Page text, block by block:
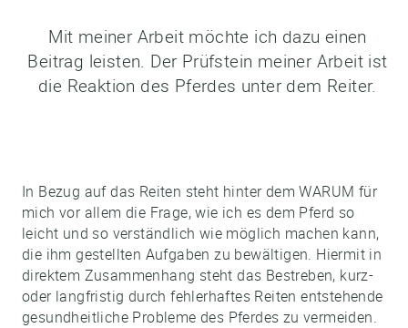
Mit meiner Arbeit möchte ich dazu einen
Beitrag leisten. Der Prüfstein meiner Arbeit ist
die Reaktion des Pferdes unter dem Reiter.
In Bezug auf das Reiten steht hinter dem WARUM für
mich vor allem die Frage, wie ich es dem Pferd so
leicht und so verständlich wie möglich machen kann,
die ihm gestellten Aufgaben zu bewältigen. Hiermit in
direktem Zusammenhang steht das Bestreben, kurz-
oder langfristig durch fehlerhaftes Reiten entstehende
gesundheitliche Probleme des Pferdes zu vermeiden.